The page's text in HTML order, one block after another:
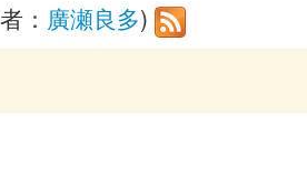
： 廣瀬良多)